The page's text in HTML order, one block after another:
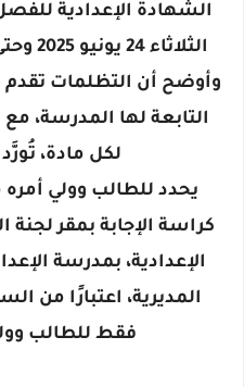
الشهادة الإعدادية
الثلاثاء 24 يونيو 2025 وحتى الخميس 10 يوليو 2025.
وأوضح أن التظلمات تقدم
لكل مادة، تُورَّد
يحدد للطالب وولي
كراسة الإجابة بمقر لجنة
الإعدادية، بمدرسة
فقط للطالب